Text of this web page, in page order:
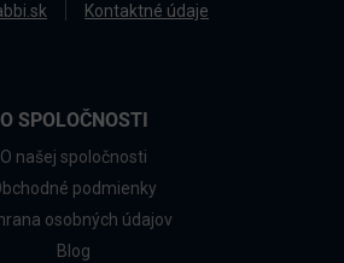
Kontaktné údaje
O SPOLOČNOSTI
O našej spoločnosti
podmienky
osobných údajov
Blog